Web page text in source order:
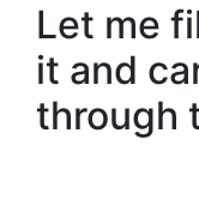
Let me
it and
through